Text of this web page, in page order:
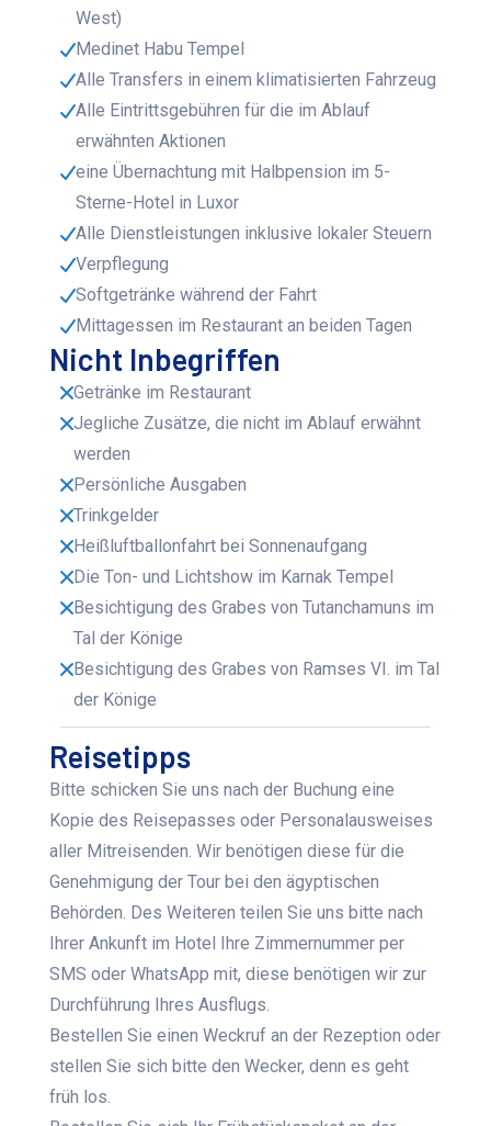
West)
Medinet Habu Tempel
Alle Transfers in einem klimatisierten Fahrzeug
Alle Eintrittsgebühren für die im Ablauf
erwähnten Aktionen
eine Übernachtung mit Halbpension im 5-
Sterne-Hotel in Luxor
Alle Dienstleistungen inklusive lokaler Steuern
Verpflegung
Softgetränke während der Fahrt
Mittagessen im Restaurant an beiden Tagen
Nicht Inbegriffen
Getränke im Restaurant
Jegliche Zusätze, die nicht im Ablauf erwähnt
werden
Persönliche Ausgaben
Trinkgelder
Heißluftballonfahrt bei Sonnenaufgang
Die Ton- und Lichtshow im Karnak Tempel
Besichtigung des Grabes von Tutanchamuns im
Tal der Könige
Besichtigung des Grabes von Ramses VI. im Tal
der Könige
Reisetipps
Bitte schicken Sie uns nach der Buchung eine
Kopie des Reisepasses oder Personalausweises
aller Mitreisenden. Wir benötigen diese für die
Genehmigung der Tour bei den ägyptischen
Behörden. Des Weiteren teilen Sie uns bitte nach
Ihrer Ankunft im Hotel Ihre Zimmernummer per
SMS oder WhatsApp mit, diese benötigen wir zur
Durchführung Ihres Ausflugs.
Bestellen Sie einen Weckruf an der Rezeption oder
stellen Sie sich bitte den Wecker, denn es geht
früh los.